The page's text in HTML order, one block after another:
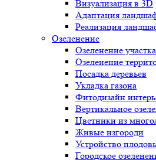
Визуализация в 3D
Адаптация
Реализация
Озеленение
Озеленение участка
Озеленение
Посадка деревьев
Укладка газона
Фитодизайн
Вертикальное
Цветники из
Живые изгороди
Устройство
Городское